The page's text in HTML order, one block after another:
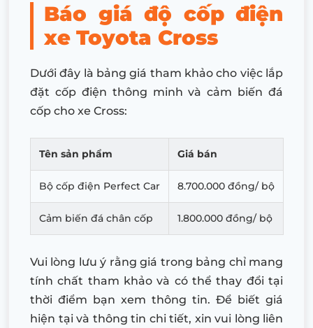
Báo giá độ cốp điện
xe Toyota Cross
Dưới đây là bảng giá tham khảo cho việc lắp
đặt cốp điện thông minh và cảm biến đá
cốp cho xe Cross:
Tên sản phẩm Giá bán
Bộ cốp điện Perfect Car 8.700.000 đồng/ bộ
Cảm biến đá chân cốp 1.800.000 đồng/ bộ
Vui lòng lưu ý rằng giá trong bảng chỉ mang
tính chất tham khảo và có thể thay đổi tại
thời điểm bạn xem thông tin. Để biết giá
hiện tại và thông tin chi tiết, xin vui lòng liên